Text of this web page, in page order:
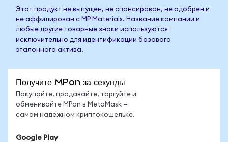
Этот продукт не выпущен, не спонсирован, не одобрен и
не аффилирован с MP Materials. Название компании и
любые другие товарные знаки используются
исключительно для идентификации базового
эталонного актива.
Получите MPon за секунды
Покупайте, продавайте, торгуйте и
обменивайте MPon в MetaMask —
самом надёжном криптокошельке.
Google Play